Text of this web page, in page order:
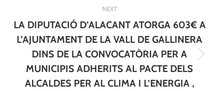
NEXT
Next
post:
LA DIPUTACIÓ D’ALACANT ATORGA 603€ A
L’AJUNTAMENT DE LA VALL DE GALLINERA
DINS DE LA CONVOCATÒRIA PER A
MUNICIPIS ADHERITS AL PACTE DELS
ALCALDES PER AL CLIMA I L’ENERGIA ,